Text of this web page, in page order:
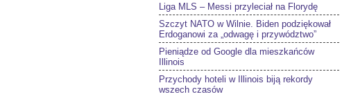
Liga MLS – Messi przyleciał na Florydę
Szczyt NATO w Wilnie. Biden podziękował
Erdoganowi za „odwagę i przywództwo”
Pieniądze od Google dla mieszkańców
Illinois
Przychody hoteli w Illinois biją rekordy
wszech czasów